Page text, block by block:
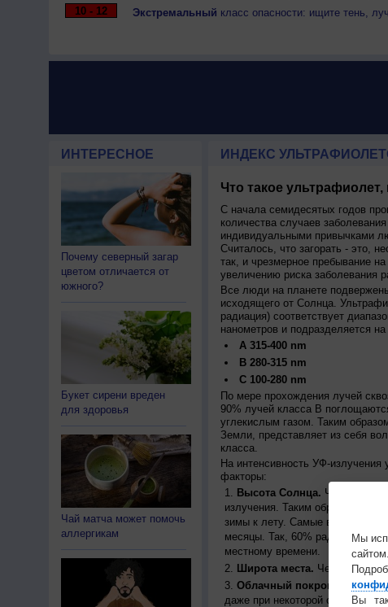
10 - 12
Экстремальный класс опасности: ищите тень,
ИНТЕРЕСНОЕ
Почему северный загар
цветом отличается от
южного?
Букет сирени вреден
для здоровья
Чай матча может помочь
аллергикам
ИНДЕКС
Что такое
С начала семидесятых годов
количества случаев
индивидуальными привычками
Считалось, что загорать - это,
так, и чрезмерное пребывание
увеличению риска заболевания
Все люди на планете
исходящего от Солнца.
радиация) соответствует
нанометров и подразделяется на
A 315-400 nm
B 280-315 nm
C 100-280 nm
По мере прохождения лучей
90% лучей класса B
углекислым газом. Таким
Земли, представляет из себя
класса.
На интенсивность УФ-
факторы:
Высота Солнца. Чем выше
излучения. Таким образом,
зимы к лету. Самые высокие
месяцы. Так, 60% радиации
местному времени.
Широта места. Чем ближе к
Облачный покров.
Уровень
даже при некоторой
Мы
Вы